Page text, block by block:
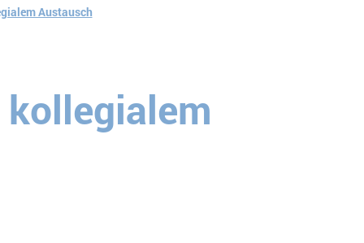
Austausch